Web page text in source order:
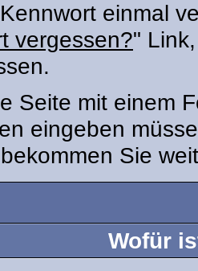
einmal
vergessen?"
Seite mit einem
eingeben
Sie
Wofür